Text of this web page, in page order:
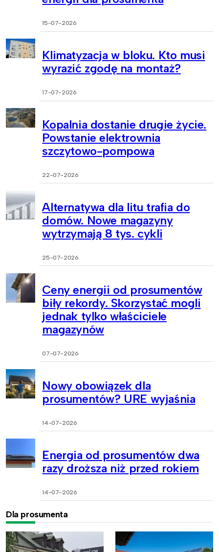
15-07-2026
Klimatyzacja w bloku. Kto musi
wyrazić zgodę na montaż?
17-07-2026
Kopalnia dostanie drugie życie.
Powstanie elektrownia
szczytowo-pompowa
22-07-2026
Alternatywa dla litu trafia do
domów. Nowe magazyny
wytrzymają 8 tys. cykli
25-07-2026
Ceny energii od prosumentów
biły rekordy. Skorzystać mogli
jednak tylko właściciele
magazynów
07-07-2026
Nowy obowiązek dla
prosumentów? URE wyjaśnia
14-07-2026
Energia od prosumentów dwa
razy droższa niż przed rokiem
14-07-2026
Dla prosumenta